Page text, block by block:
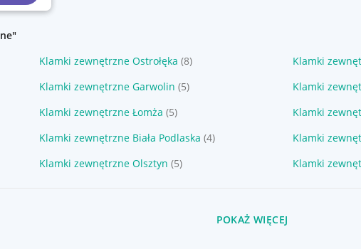
Klamki zewnętrzne Ostrołęka (8) Klamki
Klamki zewnętrzne Garwolin (5) Klamki
Klamki zewnętrzne Łomża (5) Klamki
Klamki zewnętrzne Biała Podlaska (4) Klamki
Klamki zewnętrzne Olsztyn (5) Klamki
POKAŻ WIĘCEJ